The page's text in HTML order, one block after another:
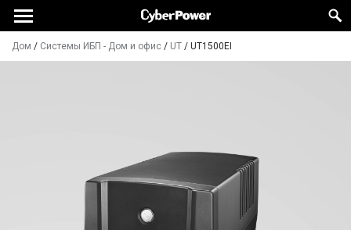
Дом / Системы ИБП - Дом и офис / UT / UT1500EI